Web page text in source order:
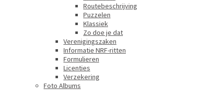
Routebeschrijving
Puzzelen
Klassiek
Zo doe je dat
Verenigingszaken
Informatie NRF-ritten
Formulieren
Licenties
Verzekering
Foto Albums